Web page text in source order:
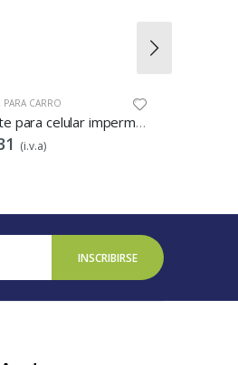
Soporte para celular impermeable para manilla de bici
MICROFONOS
INSCRIBIRSE